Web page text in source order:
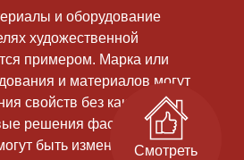
и оборудование
художественной
примером. Марка или
и материалов могут
свойств без какого-либо
решения фасадов, и иные
быть измененыСмотреть